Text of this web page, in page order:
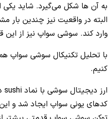
به آن ها شکل می‌گیرد. شاید یکی
البته در واقعیت نیز چندین
وارد کند. سوشی سواپ نیز از این
با تحلیل تکنیکال سوشی سواپ
کنیم.
ارز دیجیتال سوشی با نماد sushi در واقع توکن بومی